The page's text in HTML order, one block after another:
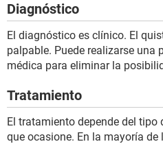
Diagnóstico
El diagnóstico es clínico. El
palpable. Puede realizarse una
médica para eliminar la
Tratamiento
El tratamiento depende del
que ocasione. En la mayoría